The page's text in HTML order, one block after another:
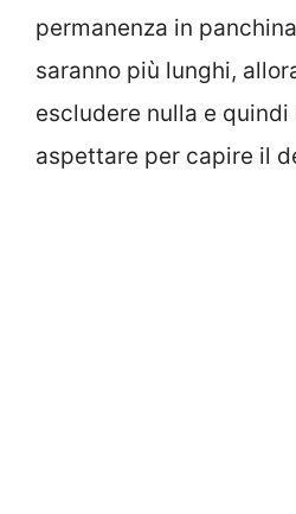
permanenza in
saranno più lunghi,
escludere nulla e
aspettare per capire il